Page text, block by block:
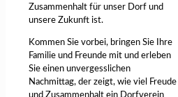
Zusammenhalt für unser Dorf und
unsere Zukunft ist.
Kommen Sie vorbei, bringen Sie Ihre
Familie und Freunde mit und erleben
Sie einen unvergesslichen
Nachmittag, der zeigt, wie viel Freude